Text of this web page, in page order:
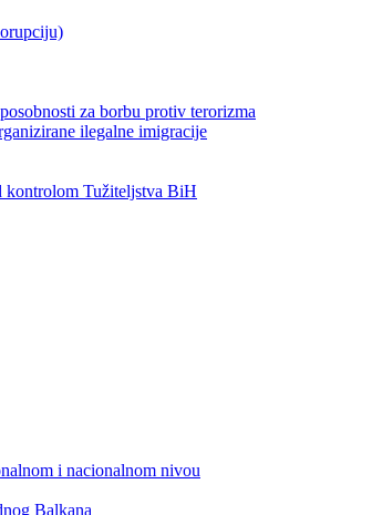
za borbu protiv terorizma
ilegalne imigracije
Tužiteljstva BiH
i nacionalnom nivou
Balkana